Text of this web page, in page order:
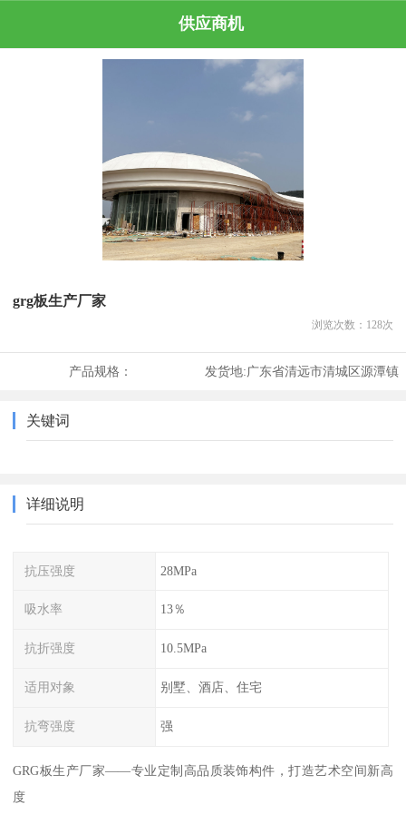
供应商机
grg板生产厂家
浏览次数： 128次
产品规格： 发货地:广东省清远市清城区源潭镇
关键词
详细说明
抗压强度 28MPa
吸水率 13％
抗折强度 10.5MPa
适用对象 别墅、酒店、住宅
抗弯强度 强
GRG板生产厂家——专业定制高品质装饰构件，打造艺术空间新高
度